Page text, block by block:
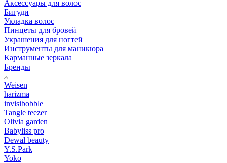
Аксессуары для волос
Бигуди
Укладка волос
Пинцеты для бровей
Украшения для ногтей
Инструменты для маникюра
Карманные зеркала
Бренды
Weisen
harizma
invisibobble
Tangle teezer
Olivia garden
Babyliss pro
Dewal beauty
Y.S.Park
Yoko